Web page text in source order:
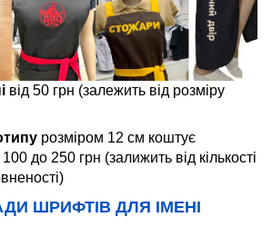
від 50 грн (залежить від розміру
розміром 12 см коштує
до 250 грн (залижить від кількості
ШРИФТІВ ДЛЯ ІМЕНІ